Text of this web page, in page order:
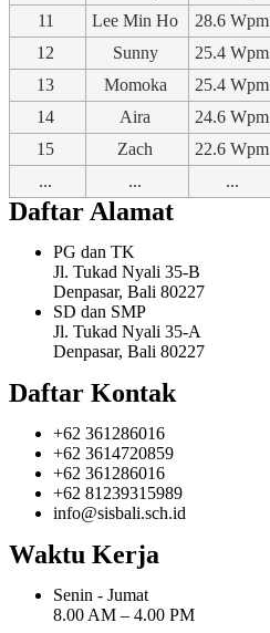
11
Lee Min Ho 28.6 Wpm
12
Sunny 25.4 Wpm
13
Momoka 25.4 Wpm
14
Aira 24.6 Wpm
15
Zach 22.6 Wpm
...
... ...
Daftar Alamat
PG dan TK
Jl. Tukad Nyali 35-B
Denpasar, Bali 80227
SD dan SMP
Jl. Tukad Nyali 35-A
Denpasar, Bali 80227
Daftar Kontak
+62 361286016
+62 3614720859
+62 361286016
+62 81239315989
info@sisbali.sch.id
Waktu Kerja
Senin - Jumat
8.00 AM – 4.00 PM